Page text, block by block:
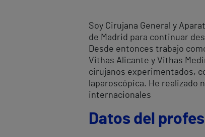
Soy Cirujana General y
de Madrid para continuar
Desde entonces trabajo
Vithas Alicante y Vithas
cirujanos experimentados,
laparoscópica. He
internacionales
Datos del